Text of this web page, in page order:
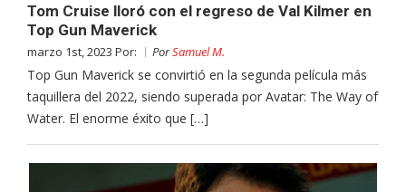
Tom Cruise lloró con el regreso de Val Kilmer en
Top Gun Maverick
marzo 1st, 2023 Por: PorSamuel M.
Top Gun Maverick se convirtió en la segunda película más
taquillera del 2022, siendo superada por Avatar: The Way of
Water. El enorme éxito que […]